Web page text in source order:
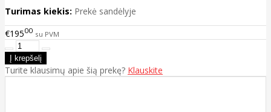
Turimas kiekis: Prekė sandėlyje
€19500 su PVM
Turite klausimų apie šią prekę? Klauskite